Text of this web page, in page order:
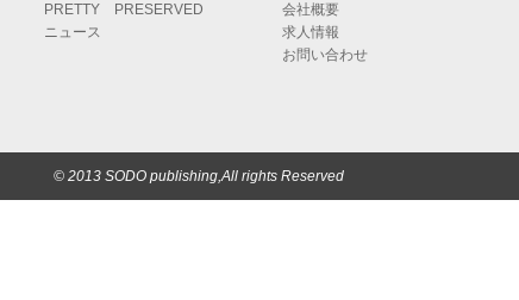
会社概要
求人情報
お問い合わせ
PRETTY PRESERVED
ニュース
© 2013 SODO publishing,All rights Reserved